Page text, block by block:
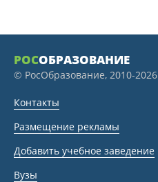
РОСОБРАЗОВАНИЕ
© РосОбразование, 2010-2026
Контакты
Размещение рекламы
Добавить учебное заведение
Вузы